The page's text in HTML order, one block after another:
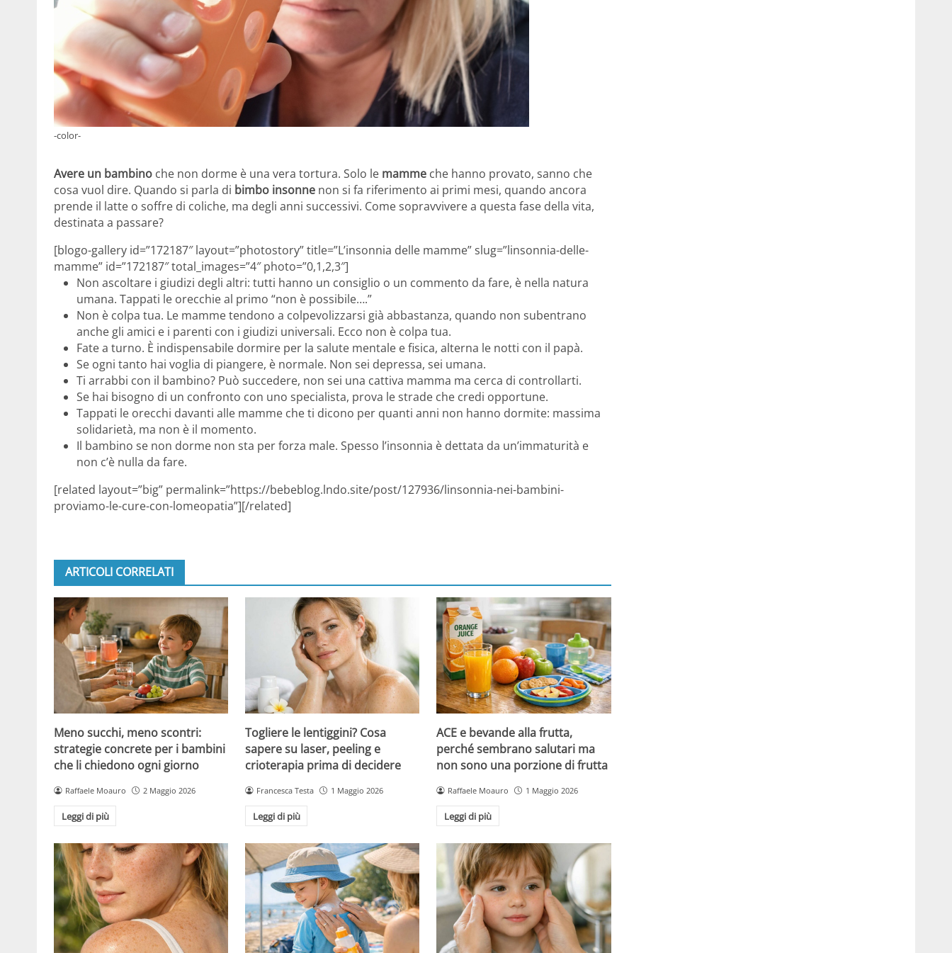
-color-
Avere un bambino che non dorme è una vera tortura. Solo le mamme che hanno provato, sanno che
cosa vuol dire. Quando si parla di bimbo insonne non si fa riferimento ai primi mesi, quando ancora
prende il latte o soffre di coliche, ma degli anni successivi. Come sopravvivere a questa fase della vita,
destinata a passare?
[blogo-gallery id=”172187″ layout=”photostory” title=”L’insonnia delle mamme” slug=”linsonnia-delle-
mamme” id=”172187″ total_images=”4″ photo=”0,1,2,3″]
Non ascoltare i giudizi degli altri: tutti hanno un consiglio o un commento da fare, è nella natura
umana. Tappati le orecchie al primo “non è possibile….”
Non è colpa tua. Le mamme tendono a colpevolizzarsi già abbastanza, quando non subentrano
anche gli amici e i parenti con i giudizi universali. Ecco non è colpa tua.
Fate a turno. È indispensabile dormire per la salute mentale e fisica, alterna le notti con il papà.
Se ogni tanto hai voglia di piangere, è normale. Non sei depressa, sei umana.
Ti arrabbi con il bambino? Può succedere, non sei una cattiva mamma ma cerca di controllarti.
Se hai bisogno di un confronto con uno specialista, prova le strade che credi opportune.
Tappati le orecchi davanti alle mamme che ti dicono per quanti anni non hanno dormite: massima
solidarietà, ma non è il momento.
Il bambino se non dorme non sta per forza male. Spesso l’insonnia è dettata da un’immaturità e
non c’è nulla da fare.
[related layout=”big” permalink=”https://bebeblog.lndo.site/post/127936/linsonnia-nei-bambini-
proviamo-le-cure-con-lomeopatia”][/related]
ARTICOLI CORRELATI
Meno succhi, meno scontri:
strategie concrete per i bambini
che li chiedono ogni giorno
Raffaele Moauro 2 Maggio 2026
Leggi di più
Togliere le lentiggini? Cosa
sapere su laser, peeling e
crioterapia prima di decidere
Francesca Testa 1 Maggio 2026
Leggi di più
ACE e bevande alla frutta,
perché sembrano salutari ma
non sono una porzione di frutta
Raffaele Moauro 1 Maggio 2026
Leggi di più